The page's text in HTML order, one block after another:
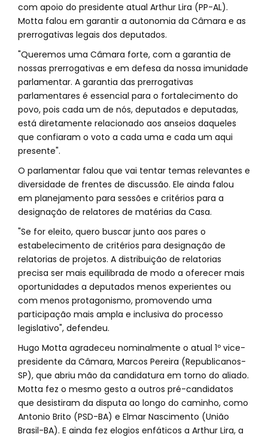
com apoio do presidente atual Arthur Lira (PP-AL).
Motta falou em garantir a autonomia da Câmara e as
prerrogativas legais dos deputados.
"Queremos uma Câmara forte, com a garantia de
nossas prerrogativas e em defesa da nossa imunidade
parlamentar. A garantia das prerrogativas
parlamentares é essencial para o fortalecimento do
povo, pois cada um de nós, deputados e deputadas,
está diretamente relacionado aos anseios daqueles
que confiaram o voto a cada uma e cada um aqui
presente".
O parlamentar falou que vai tentar temas relevantes e
diversidade de frentes de discussão. Ele ainda falou
em planejamento para sessões e critérios para a
designação de relatores de matérias da Casa.
"Se for eleito, quero buscar junto aos pares o
estabelecimento de critérios para designação de
relatorias de projetos. A distribuição de relatorias
precisa ser mais equilibrada de modo a oferecer mais
oportunidades a deputados menos experientes ou
com menos protagonismo, promovendo uma
participação mais ampla e inclusiva do processo
legislativo", defendeu.
Hugo Motta agradeceu nominalmente o atual 1º vice-
presidente da Câmara, Marcos Pereira (Republicanos-
SP), que abriu mão da candidatura em torno do aliado.
Motta fez o mesmo gesto a outros pré-candidatos
que desistiram da disputa ao longo do caminho, como
Antonio Brito (PSD-BA) e Elmar Nascimento (União
Brasil-BA). E ainda fez elogios enfáticos a Arthur Lira, a